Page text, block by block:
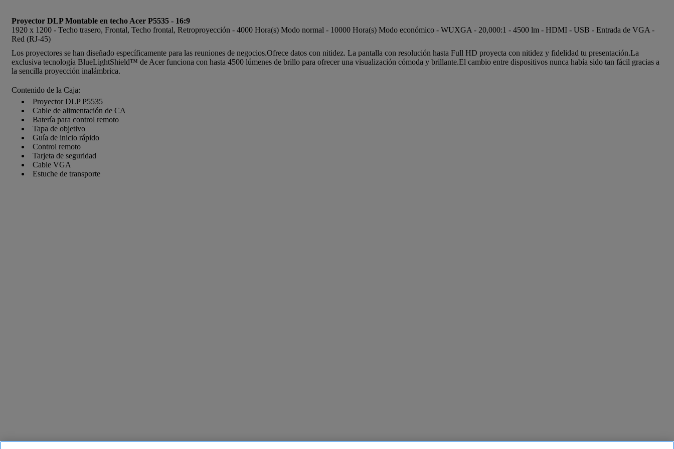
Proyector DLP Montable en techo Acer P5535 - 16:9
1920 x 1200 - Techo trasero, Frontal, Techo frontal, Retroproyección - 4000 Hora(s) Modo normal - 10000 Hora(s) Modo económico - WUXGA - 20,000:1 - 4500 lm - HDMI - USB - Entrada de VGA -
Red (RJ-45)
Los proyectores se han diseñado específicamente para las reuniones de negocios.Ofrece datos con nitidez. La pantalla con resolución hasta Full HD proyecta con nitidez y fidelidad tu presentación.La
exclusiva tecnología BlueLightShield™ de Acer funciona con hasta 4500 lúmenes de brillo para ofrecer una visualización cómoda y brillante.El cambio entre dispositivos nunca había sido tan fácil gracias a
la sencilla proyección inalámbrica.
Contenido de la Caja:
Proyector DLP P5535
Cable de alimentación de CA
Batería para control remoto
Tapa de objetivo
Guía de inicio rápido
Control remoto
Tarjeta de seguridad
Cable VGA
Estuche de transporte